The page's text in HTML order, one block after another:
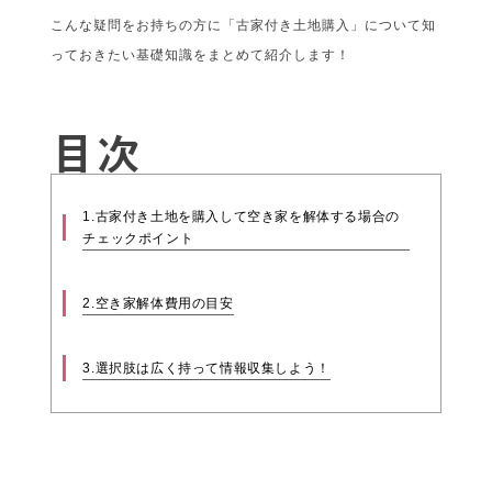
こんな疑問をお持ちの方に「古家付き土地購入」について知
っておきたい基礎知識をまとめて紹介します！
目次
1.古家付き土地を購入して空き家を解体する場合の
チェックポイント
2.空き家解体費用の目安
3.選択肢は広く持って情報収集しよう！